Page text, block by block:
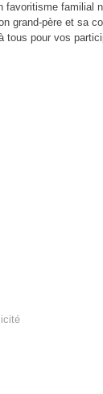
familial
grand-père et sa
tous pour vos